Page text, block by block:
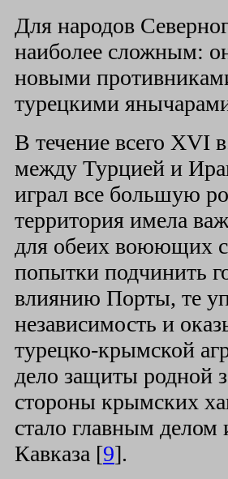
Для народов
наиболее сложным:
новыми
турецкими
В течение всего XVI
между Турцией и
играл все большую
территория имела
для обеих воюющих
попытки подчинить
влиянию Порты, те
независимость и
турецко-крымской
дело защиты родной
стороны крымских
стало главным делом
Кавказа [9].